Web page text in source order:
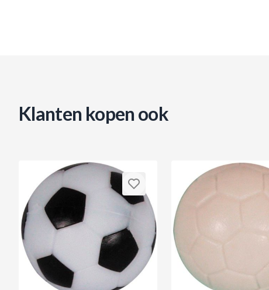
Klanten kopen ook